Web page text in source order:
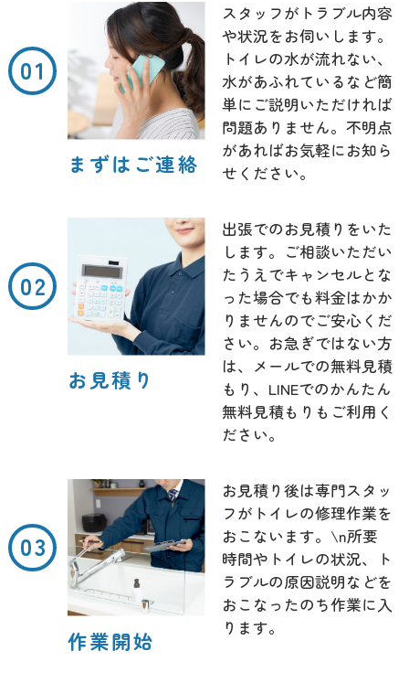
まずはご連絡
スタッフがトラブル内容
や状況をお伺いします。
トイレの水が流れない、
水があふれているなど簡
単にご説明いただければ
問題ありません。不明点
があればお気軽にお知ら
せください。
お見積り
出張でのお見積りをいた
します。ご相談いただい
たうえでキャンセルとな
った場合でも料金はかか
りませんのでご安心くだ
さい。お急ぎではない方
は、メールでの無料見積
もり、LINEでのかんたん
無料見積もりもご利用く
ださい。
作業開始
お見積り後は専門スタッ
フがトイレの修理作業を
おこないます。\n所要
時間やトイレの状況、ト
ラブルの原因説明などを
おこなったのち作業に入
ります。